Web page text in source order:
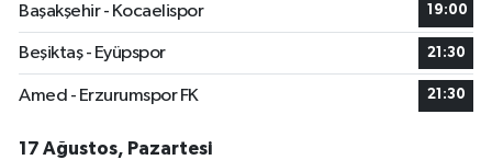
Başakşehir - Kocaelispor
19:00
Beşiktaş - Eyüpspor 21:30
Amed - Erzurumspor FK 21:30
17 Ağustos, Pazartesi